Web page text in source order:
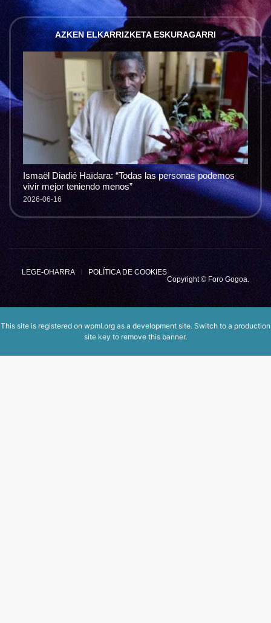
AZKEN ELKARRIZKETA ESKURAGARRI
Ismaël Diadié Haïdara: “Todas las personas podemos
vivir mejor teniendo menos”
2026-06-16
LEGE-OHARRA
POLÍTICA DE COOKIES
Copyright © Foro Gogoa.
This site is registered on wpml.org as a development site. Switch to a production
site key to remove this banner.